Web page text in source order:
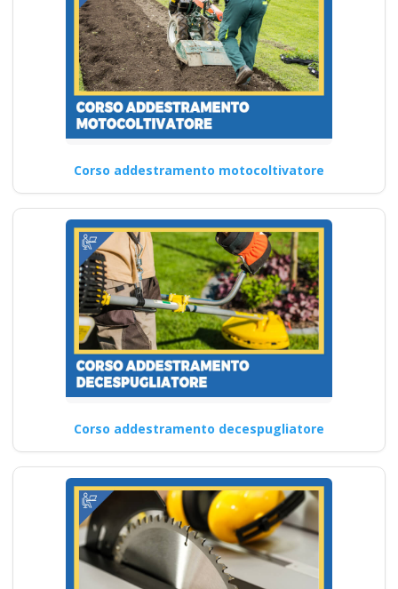
Corso addestramento motocoltivatore
Corso addestramento decespugliatore